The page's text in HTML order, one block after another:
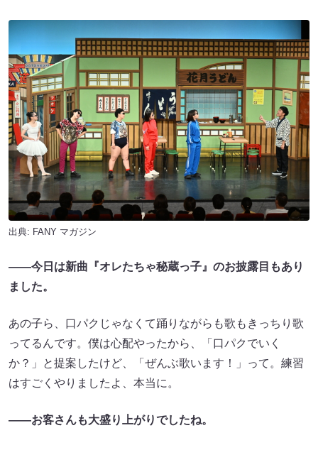
出典: FANY マガジン
——今日は新曲『オレたちゃ秘蔵っ子』のお披露目もあり
ました。
あの子ら、口パクじゃなくて踊りながらも歌もきっちり歌
ってるんです。僕は心配やったから、「口パクでいく
か？」と提案したけど、「ぜんぶ歌います！」って。練習
はすごくやりましたよ、本当に。
——お客さんも大盛り上がりでしたね。